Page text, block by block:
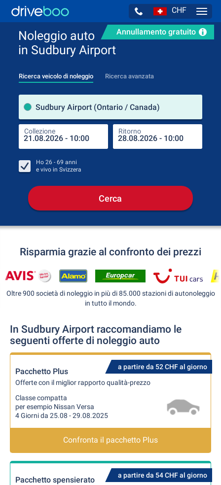
CHF
Annullamento gratuito
Noleggio auto
in Sudbury Airport
Ricerca veicolo di noleggio Ricerca avanzata
Sudbury Airport (Ontario / Canada)
Collezione Ritorno
Ho 26 - 69 anni
e vivo in Svizzera
Cerca
Risparmia grazie al confronto dei prezzi
Oltre 900 società di noleggio in più di 85.000 stazioni di autonoleggio
in tutto il mondo.
In Sudbury Airport raccomandiamo le
seguenti offerte di noleggio auto
a partire da 52 CHF al giorno
Pacchetto Plus
Offerte con il miglior rapporto qualità-prezzo
Classe compatta
per esempio Nissan Versa
4 Giorni da 25.08 - 29.08.2025
Confronta il pacchetto Plus
a partire da 54 CHF al giorno
Pacchetto spensierato